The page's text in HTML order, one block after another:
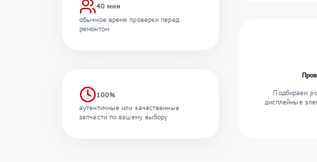
40 мин
обычное время проверки перед
ремонтом
100%
аутентичные или качественные
запчасти по вашему выбору
Подбираем
дисплейные